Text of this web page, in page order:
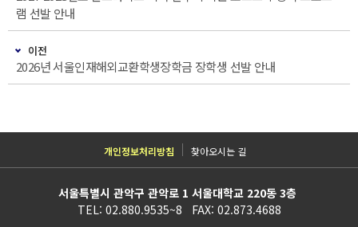
램 선발 안내
이전
2026년 서울인재해외교환학생장학금 장학생 선발 안내
개인정보처리방침 찾아오시는 길
서울특별시 관악구 관악로 1 서울대학교 220동 3층
TEL: 02.880.9535~8 FAX: 02.873.4688